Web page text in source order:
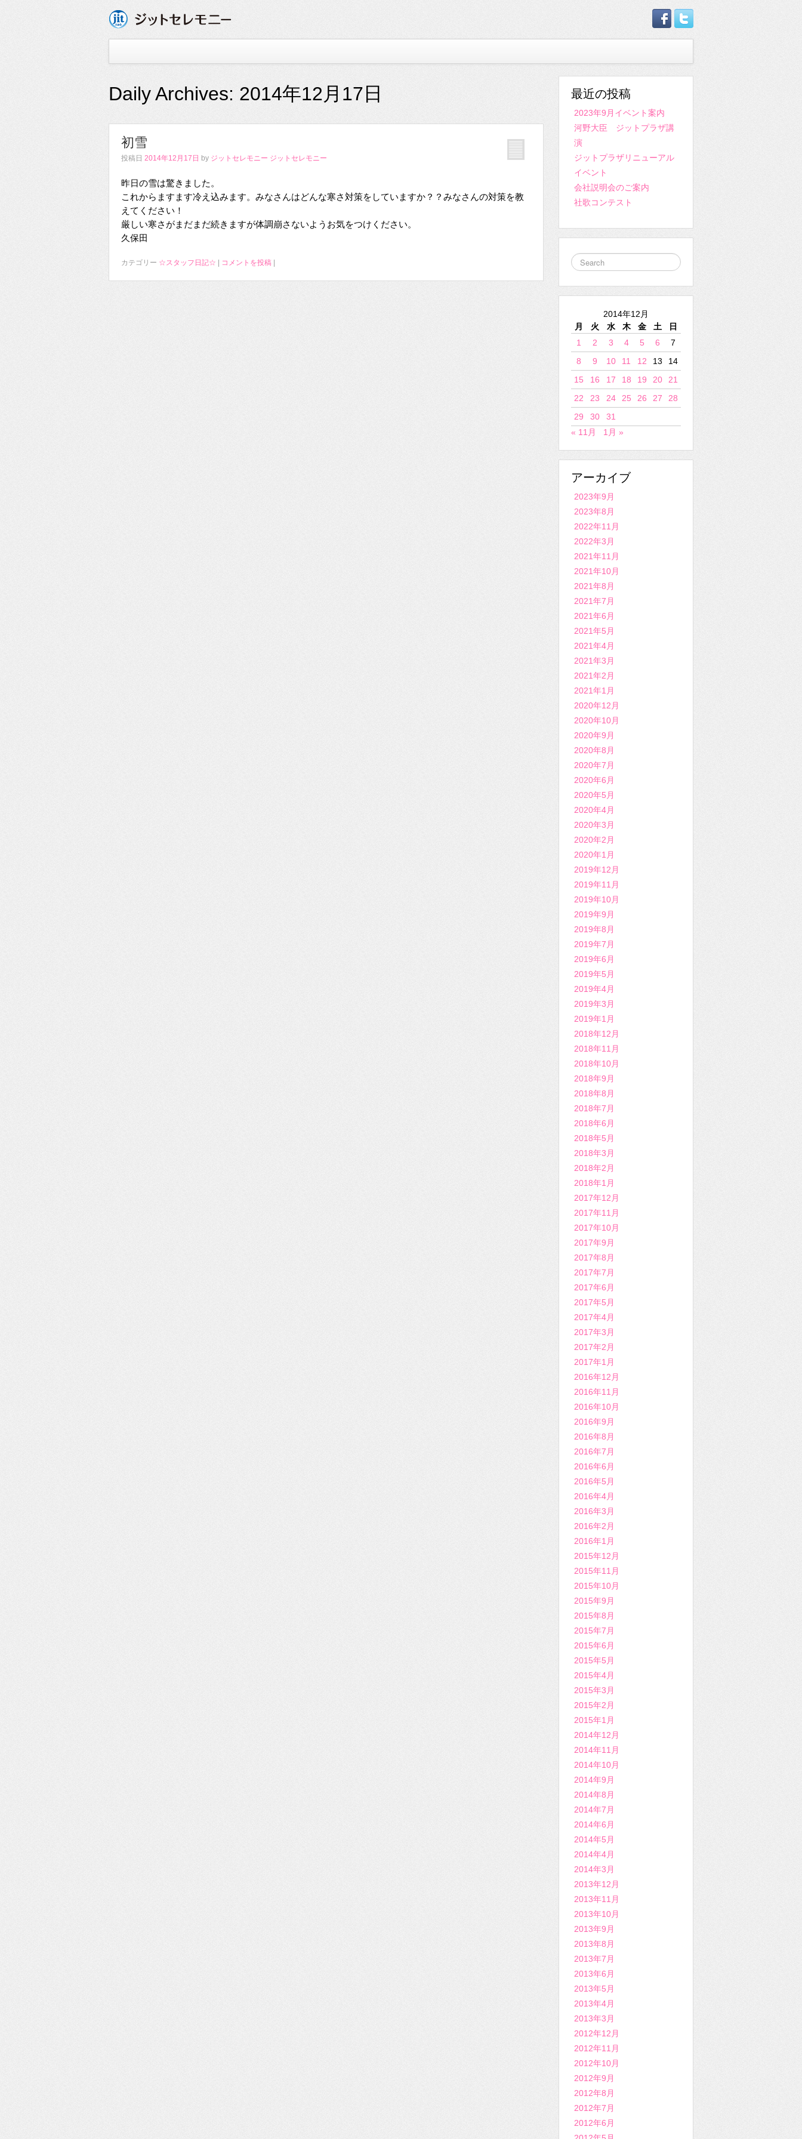
Daily Archives: 2014年12月17日
初雪
投稿日 2014年12月17日 by ジットセレモニー ジットセレモニー
昨日の雪は驚きました。
これからますます冷え込みます。みなさんはどんな寒さ対策をしていますか？？みなさんの対策を教
えてください！
厳しい寒さがまだまだ続きますが体調崩さないようお気をつけください。
久保田
カテゴリー ☆スタッフ日記☆ コメントを投稿
最近の投稿
2023年9月イベント案内
河野大臣 ジットプラザ講
演
ジットプラザリニューアル
イベント
会社説明会のご案内
社歌コンテスト
2014年12月
月
火 水 木 金 土
日
1
2 3 4 5 6
7
8
9 10 11 12 13
14
15
16 17 18 19 20
21
22
23 24 25 26 27
28
29
30
31
« 11月
1月 »
アーカイブ
2023年9月
2023年8月
2022年11月
2022年3月
2021年11月
2021年10月
2021年8月
2021年7月
2021年6月
2021年5月
2021年4月
2021年3月
2021年2月
2021年1月
2020年12月
2020年10月
2020年9月
2020年8月
2020年7月
2020年6月
2020年5月
2020年4月
2020年3月
2020年2月
2020年1月
2019年12月
2019年11月
2019年10月
2019年9月
2019年8月
2019年7月
2019年6月
2019年5月
2019年4月
2019年3月
2019年1月
2018年12月
2018年11月
2018年10月
2018年9月
2018年8月
2018年7月
2018年6月
2018年5月
2018年3月
2018年2月
2018年1月
2017年12月
2017年11月
2017年10月
2017年9月
2017年8月
2017年7月
2017年6月
2017年5月
2017年4月
2017年3月
2017年2月
2017年1月
2016年12月
2016年11月
2016年10月
2016年9月
2016年8月
2016年7月
2016年6月
2016年5月
2016年4月
2016年3月
2016年2月
2016年1月
2015年12月
2015年11月
2015年10月
2015年9月
2015年8月
2015年7月
2015年6月
2015年5月
2015年4月
2015年3月
2015年2月
2015年1月
2014年12月
2014年11月
2014年10月
2014年9月
2014年8月
2014年7月
2014年6月
2014年5月
2014年4月
2014年3月
2013年12月
2013年11月
2013年10月
2013年9月
2013年8月
2013年7月
2013年6月
2013年5月
2013年4月
2013年3月
2012年12月
2012年11月
2012年10月
2012年9月
2012年8月
2012年7月
2012年6月